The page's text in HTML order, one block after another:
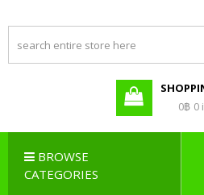
0฿ 0
BROWSE
CATEGORIES